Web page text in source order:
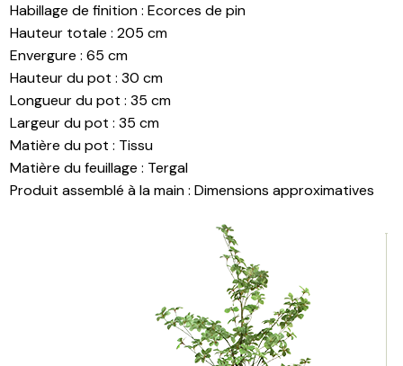
Hauteur totale:205 cm
Envergure:65 cm
Hauteur du pot:30 cm
Longueur du pot :35 cm
Largeur du pot:35 cm
Matière du pot : Tissu
Matière du feuillage:Tergal
Produit assemblé à la main: